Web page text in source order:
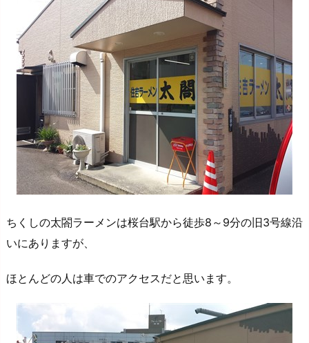
ちくしの太閤ラーメンは桜台駅から徒歩8～9分の旧3号線沿
いにありますが、
ほとんどの人は車でのアクセスだと思います。